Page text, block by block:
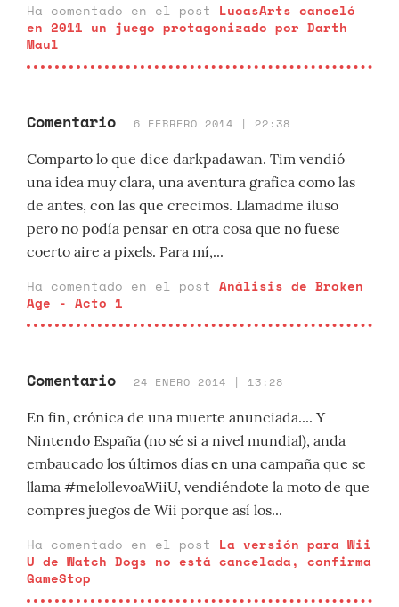
Ha comentado en el post LucasArts canceló
en 2011 un juego protagonizado por Darth
Maul
Comentario 6 FEBRERO 2014 | 22:38
Comparto lo que dice darkpadawan. Tim vendió
una idea muy clara, una aventura grafica como las
de antes, con las que crecimos. Llamadme iluso
pero no podía pensar en otra cosa que no fuese
coerto aire a pixels. Para mí,...
Ha comentado en el post Análisis de Broken
Age - Acto 1
Comentario 24 ENERO 2014 | 13:28
En fin, crónica de una muerte anunciada.... Y
Nintendo España (no sé si a nivel mundial), anda
embaucado los últimos días en una campaña que se
llama #melollevoaWiiU, vendiéndote la moto de que
compres juegos de Wii porque así los...
Ha comentado en el post La versión para Wii
U de Watch Dogs no está cancelada, confirma
GameStop